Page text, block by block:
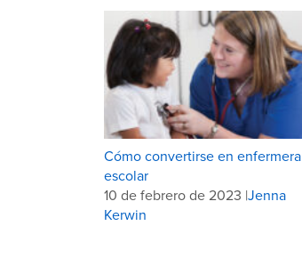
Cómo convertirse en enfermera
escolar
10 de febrero de 2023 |Jenna
Kerwin